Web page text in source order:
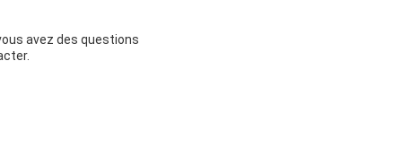
avez des questions